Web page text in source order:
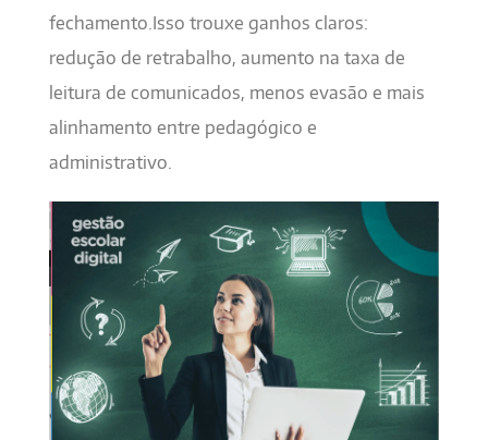
fechamento.Isso trouxe ganhos claros:
redução de retrabalho, aumento na taxa de
leitura de comunicados, menos evasão e mais
alinhamento entre pedagógico e
administrativo.
imagem_5.png